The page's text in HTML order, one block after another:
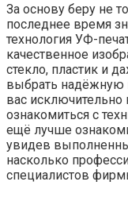
За основу беру не
последнее время
технология УФ-
качественное
стекло, пластик и
выбрать надёжную
вас
ознакомиться с
ещё лучше
увидев
насколько
специалистов